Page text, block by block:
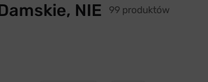
NIE 99 produktów